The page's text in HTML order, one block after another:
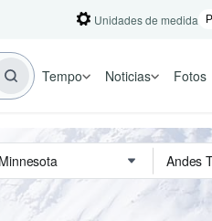
Unidades de medida
Tempo Noticias Fotos